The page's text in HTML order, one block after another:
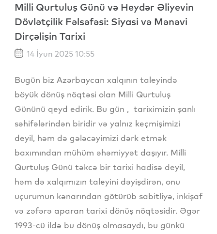
Milli Qurtuluş Günü və Heydər Əliyevin
Dövlətçilik Fəlsəfəsi: Siyasi və Mənəvi
Dirçəlişin Tarixi
14 İyun 2025 10:55
Bugün biz Azərbaycan xalqının taleyində
böyük dönüş nöqtəsi olan Milli Qurtuluş
Gününü qeyd edirik. Bu gün , tariximizin şanlı
səhifələrindən biridir və yalnız keçmişimizi
deyil, həm də gələcəyimizi dərk etmək
baxımından mühüm əhəmiyyət daşıyır. Milli
Qurtuluş Günü təkcə bir tarixi hadisə deyil,
həm də xalqımızın taleyini dəyişdirən, onu
uçurumun kənarından götürüb sabitliyə, inkişaf
və zəfərə aparan tarixi dönüş nöqtəsidir. Əgər
1993-cü ildə bu dönüş olmasaydı, bu günkü